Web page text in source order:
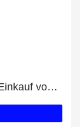
Erhalten Sie 54% Rabatt auf Ihren Einkauf von Protein Pudding